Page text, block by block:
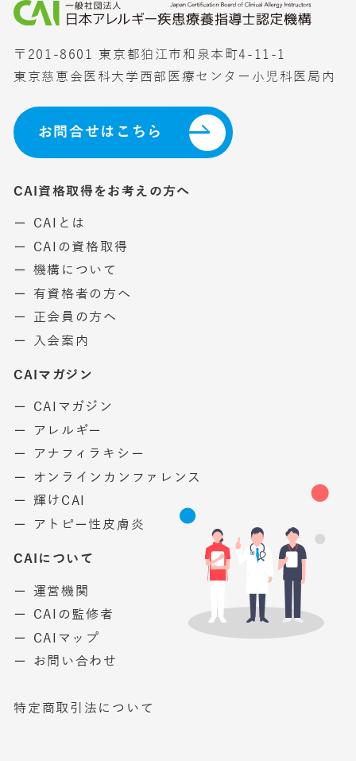
〒201-8601 東京都狛江市和泉本町4-11-1
東京慈恵会医科大学西部医療センター小児科医局内
お問合せはこちら
CAI資格取得をお考えの方へ
ー CAIとは
ー CAIの資格取得
ー 機構について
ー 有資格者の方へ
ー 正会員の方へ
ー 入会案内
CAIマガジン
ー CAIマガジン
ー アレルギー
ー アナフィラキシー
ー オンラインカンファレンス
ー 輝けCAI
ー アトピー性皮膚炎
CAIについて
ー 運営機関
ー CAIの監修者
ー CAIマップ
ー お問い合わせ
特定商取引法について